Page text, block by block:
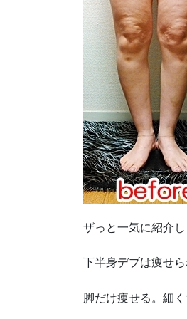
ザっと一気に紹介
下半身デブは痩せ
脚だけ痩せる。細